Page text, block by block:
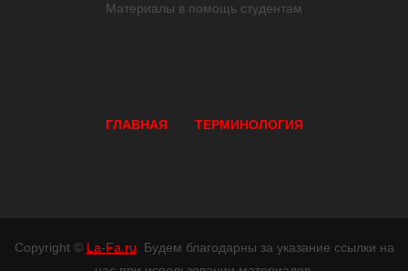
Материалы в помощь студентам
ГЛАВНАЯ ТЕРМИНОЛОГИЯ
Copyright © La-Fa.ru . Будем благодарны за указание ссылки на